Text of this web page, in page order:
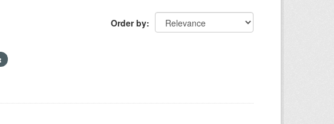
Order by